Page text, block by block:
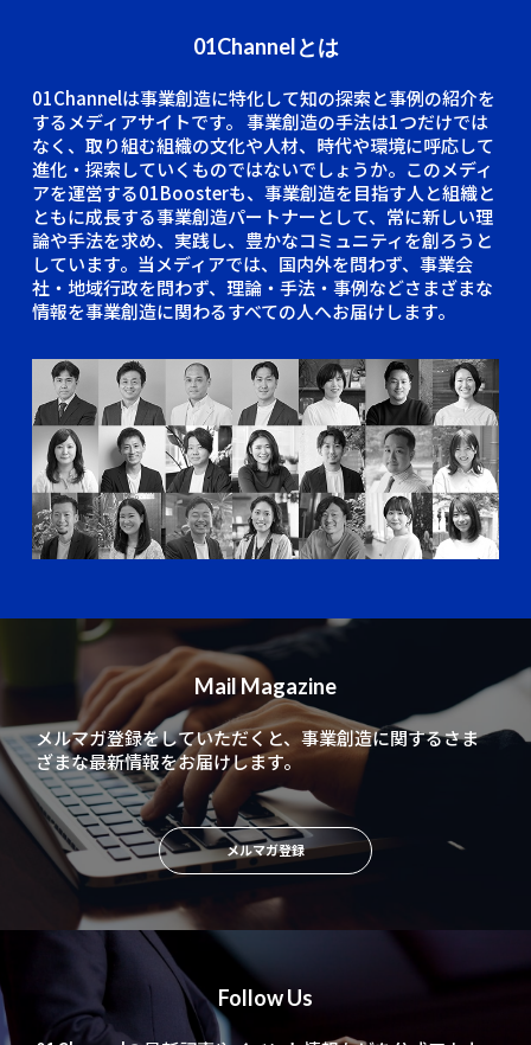
01Channelとは
01Channelは事業創造に特化して知の探索と事例の紹介を
するメディアサイトです。 事業創造の手法は1つだけでは
なく、取り組む組織の文化や人材、時代や環境に呼応して
進化・探索していくものではないでしょうか。このメディ
アを運営する01Boosterも、事業創造を目指す人と組織と
ともに成長する事業創造パートナーとして、常に新しい理
論や手法を求め、実践し、豊かなコミュニティを創ろうと
しています。当メディアでは、国内外を問わず、事業会
社・地域行政を問わず、理論・手法・事例などさまざまな
情報を事業創造に関わるすべての人へお届けします。
Follow Us
Mail Magazine
メルマガ登録をしていただくと、事業創造に関するさま
ざまな最新情報をお届けします。
メルマガ登録